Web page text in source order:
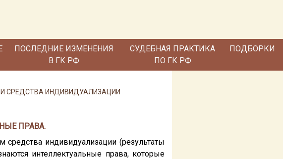
ПОСЛЕДНИЕ ИЗМЕНЕНИЯ
В ГК РФ
СУДЕБНАЯ ПРАКТИКА
ПО ГК РФ
ПОДБОРКИ
И СРЕДСТВА ИНДИВИДУАЛИЗАЦИИ
ПРАВА.
средства индивидуализации (результаты
интеллектуальные права, которые